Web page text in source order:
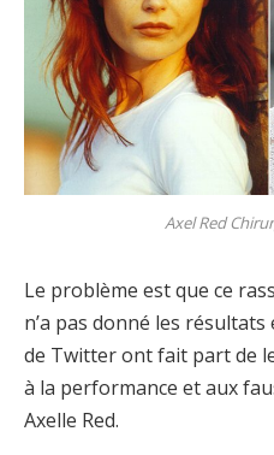
Axel Red
Le problème est que ce
n’a pas donné les
de Twitter ont fait part de
à la performance et aux
Axelle Red.